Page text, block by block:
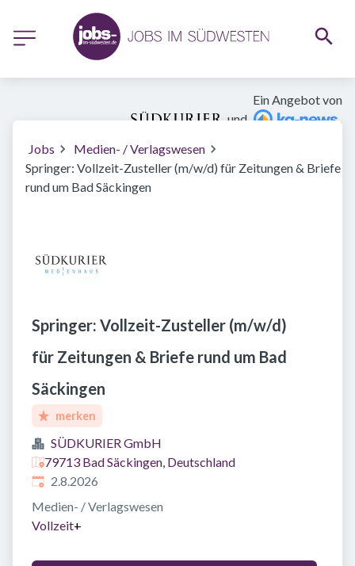
Ein Angebot von
und
Jobs
Medien- / Verlagswesen
Springer: Vollzeit-Zusteller (m/w/d) für Zeitungen & Briefe
rund um Bad Säckingen
Springer: Vollzeit-Zusteller (m/w/d)
für Zeitungen & Briefe rund um Bad
Säckingen
merken
SÜDKURIER GmbH
79713 Bad Säckingen, Deutschland
Veröffentlicht
2.8.2026
Medien- / Verlagswesen
Vollzeit+